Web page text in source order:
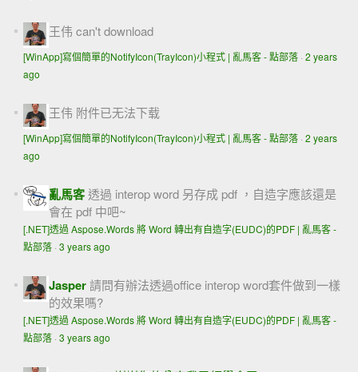
王伟 can't download
[WinApp]寫個簡單的NotifyIcon(TrayIcon)小程式 | 亂馬客 - 點部落· 2 years
ago
王伟 附件已无法下载
[WinApp]寫個簡單的NotifyIcon(TrayIcon)小程式 | 亂馬客 - 點部落· 2 years
ago
亂馬客透過 interop word 另存成 pdf ，自造字應該還是
會在 pdf 中吧~
[.NET]透過 Aspose.Words 將 Word 轉出有自造字(EUDC)的PDF | 亂馬客 -
點部落· 3 years ago
Jasper請問有辦法透過office interop word套件做到一樣
的效果嗎?
[.NET]透過 Aspose.Words 將 Word 轉出有自造字(EUDC)的PDF | 亂馬客 -
點部落· 3 years ago